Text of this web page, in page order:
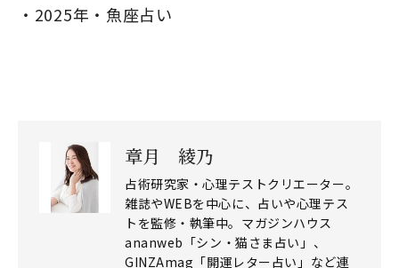
2025年・魚座占い
章月 綾乃
占術研究家・心理テストクリエーター。
雑誌やWEBを中心に、占いや心理テス
トを監修・執筆中。マガジンハウス
ananweb「シン・猫さま占い」、
GINZAmag「開運レター占い」など連